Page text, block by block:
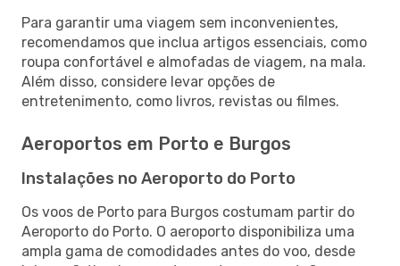
Para garantir uma viagem sem inconvenientes,
recomendamos que inclua artigos essenciais, como
roupa confortável e almofadas de viagem, na mala.
Além disso, considere levar opções de
entretenimento, como livros, revistas ou filmes.
Aeroportos em Porto e Burgos
Instalações no Aeroporto do Porto
Os voos de Porto para Burgos costumam partir do
Aeroporto do Porto. O aeroporto disponibiliza uma
ampla gama de comodidades antes do voo, desde